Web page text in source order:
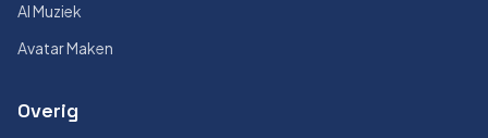
AI Muziek
Avatar Maken
Overig